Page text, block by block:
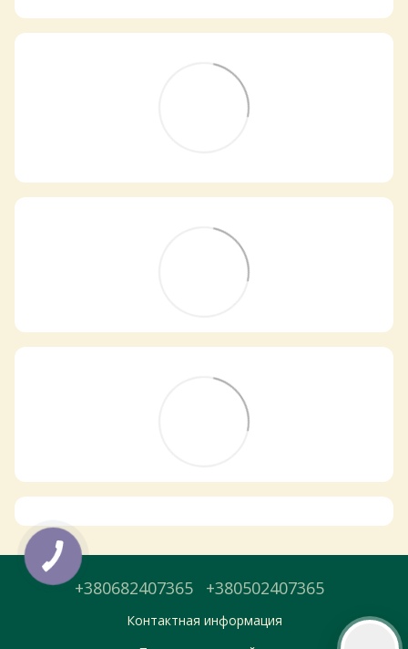
+380682407365 +380502407365
Контактная информация
Тепер онлайн-замовлення можна
Перейти до оформлення
День доставки обираєте під час оформлення.